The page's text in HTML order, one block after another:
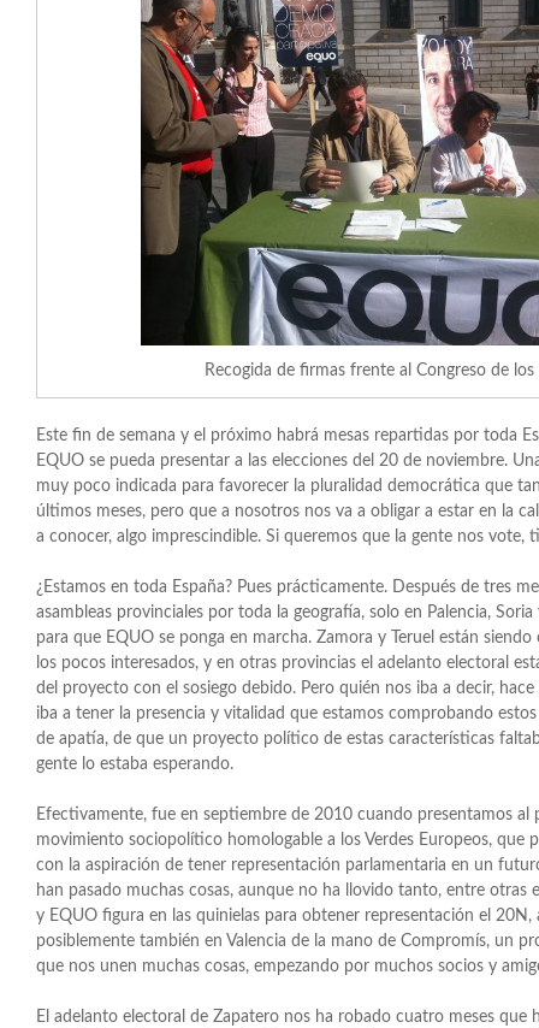
Recogida de firmas frente al Congreso de
Este fin de semana y el próximo habrá mesas repartidas por toda
EQUO se pueda presentar a las elecciones del 20 de noviembre.
muy poco indicada para favorecer la pluralidad democrática que
últimos meses, pero que a nosotros nos va a obligar a estar en la
a conocer, algo imprescindible. Si queremos que la gente nos vote,
¿Estamos en toda España? Pues prácticamente. Después de tres
asambleas provinciales por toda la geografía, solo en Palencia,
para que EQUO se ponga en marcha. Zamora y Teruel están
los pocos interesados, y en otras provincias el adelanto electoral
del proyecto con el sosiego debido. Pero quién nos iba a decir,
iba a tener la presencia y vitalidad que estamos comprobando
de apatía, de que un proyecto político de estas características
gente lo estaba esperando.
Efectivamente, fue en septiembre de 2010 cuando presentamos al
movimiento sociopolítico homologable a los Verdes Europeos, que
con la aspiración de tener representación parlamentaria en un
han pasado muchas cosas, aunque no ha llovido tanto, entre otras
y EQUO figura en las quinielas para obtener representación el 20N,
posiblemente también en Valencia de la mano de Compromís, un
que nos unen muchas cosas, empezando por muchos socios y
El adelanto electoral de Zapatero nos ha robado cuatro meses que